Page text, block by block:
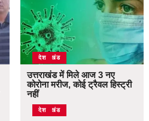
उत्तराखंड
देश
उत्तराखंड में मिले आज 3 नए
कोरोना मरीज, कोई ट्रैवल हिस्ट्री
नहीं
उत्तराखंड
देश